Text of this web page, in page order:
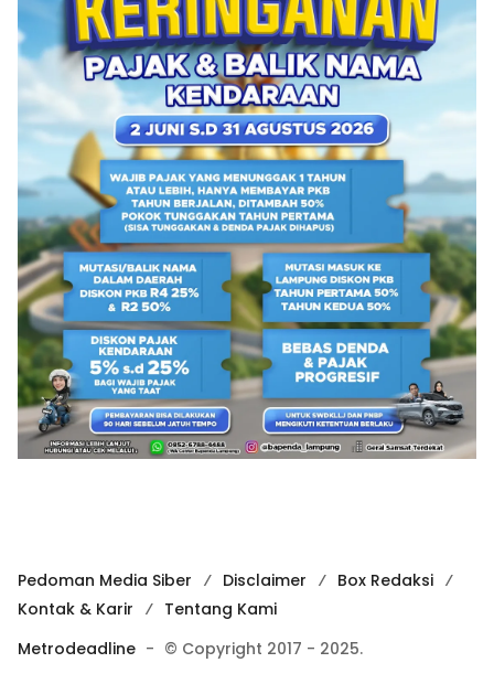
Pedoman Media Siber Disclaimer
Box Redaksi
Kontak & Karir
Tentang Kami
Metrodeadline - © Copyright 2017 - 2025.